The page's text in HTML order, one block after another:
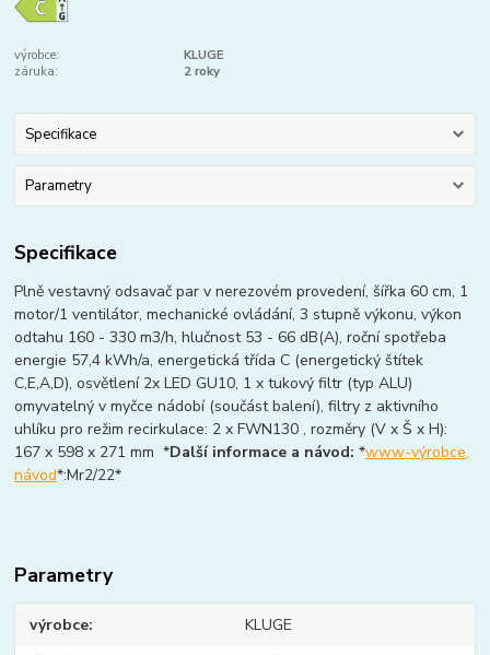
výrobce:
KLUGE
záruka:
2 roky
Specifikace
Parametry
Specifikace
Plně vestavný odsavač par v nerezovém provedení, šířka 60 cm, 1
motor/1 ventilátor, mechanické ovládání, 3 stupně výkonu, výkon
odtahu 160 - 330 m3/h, hlučnost 53 - 66 dB(A), roční spotřeba
energie 57,4 kWh/a, energetická třída C (energetický štítek
C,E,A,D), osvětlení 2x LED GU10, 1 x tukový filtr (typ ALU)
omyvatelný v myčce nádobí (součást balení), filtry z aktivního
uhlíku pro režim recirkulace: 2 x FWN130 , rozměry (V x Š x H):
167 x 598 x 271 mm *Další informace a návod: *www-výrobce,
návod*:Mr2/22*
Parametry
výrobce KLUGE